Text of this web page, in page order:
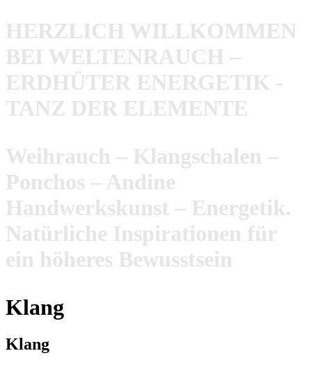
HERZLICH WILLKOMMEN
BEI WELTENRAUCH –
ERDHÜTER ENERGETIK -
TANZ DER ELEMENTE
Weihrauch – Klangschalen –
Ponchos – Andine
Handwerkskunst – Energetik.
Natürliche Inspirationen für
ein höheres Bewusstsein
Klang
Klang